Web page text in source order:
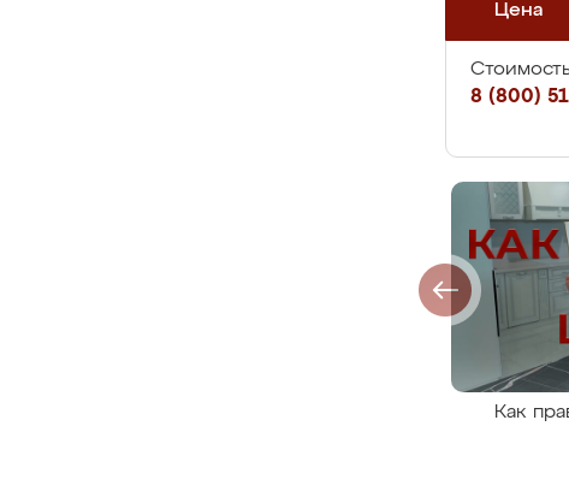
Цена
8 (800)
Как